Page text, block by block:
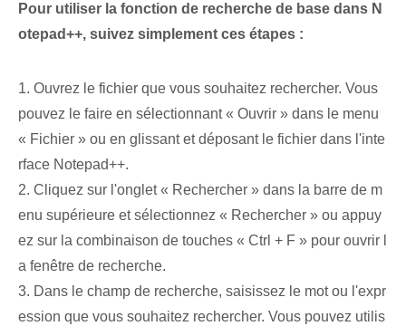
Pour utiliser la fonction de recherche de base dans N
otepad++, suivez simplement ces étapes :
1. Ouvrez le fichier que vous souhaitez rechercher. Vous
pouvez le faire en sélectionnant « Ouvrir » dans le menu
« Fichier » ou en glissant et déposant le fichier dans l'inte
rface Notepad++.
2. Cliquez sur l'onglet « Rechercher » dans la barre de m
enu supérieure et sélectionnez « Rechercher » ou appuy
ez sur la combinaison de touches « Ctrl + F » pour ouvrir l
a fenêtre de recherche.
3. Dans le champ de recherche, saisissez le mot ou l'expr
ession que vous souhaitez rechercher. Vous pouvez utilis